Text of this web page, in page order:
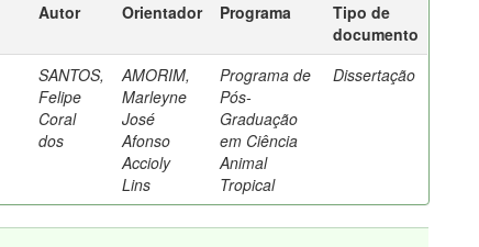
Autor Orientador Programa
Tipo de
documento
SANTOS,
Felipe
Coral
dos
AMORIM,
Marleyne
José
Afonso
Accioly
Lins
Programa de
Pós-
Graduação
em Ciência
Animal
Tropical
Dissertação